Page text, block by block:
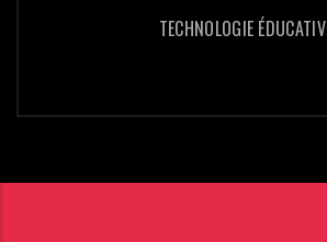
TECHNOLOGIE ÉDUCATIVE
TECHNOLOGIE ÉDUCATIVE